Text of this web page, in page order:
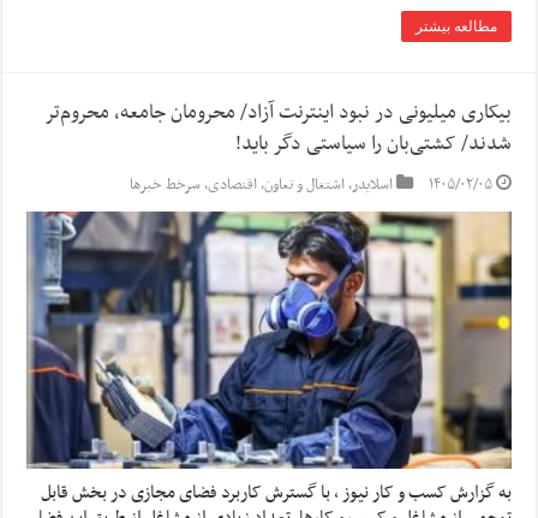
مطالعه بیشتر
بیکاری میلیونی در نبود اینترنت آزاد/ محرومان جامعه، محروم‌تر
شدند/ کشتی‌بان را سیاستی دگر باید!
۱۴۰۵/۰۲/۰۵ اسلایدر,اشتغال و تعاون,اقتصادی,سرخط خبرها
به گزارش کسب و کار نیوز ، با گسترش کاربرد فضای مجازی در بخش قابل